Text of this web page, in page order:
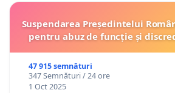
Suspendarea Președintelui
pentru abuz de funcție și
47 915 semnături
347 Semnături / 24 ore
1 Oct 2025